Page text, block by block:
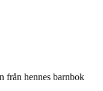
från hennes barnbok